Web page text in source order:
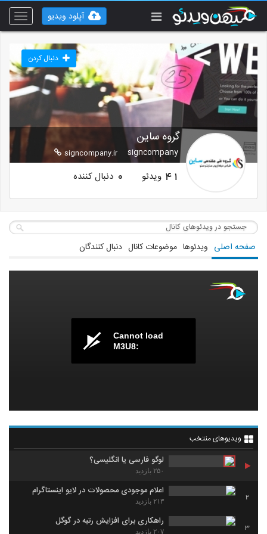
Toggle
آپلود ویدیو
گروه ساین
signcompany
signcompany.ir
دنبال کردن
41 ویدئو 0 دنبال کننده
صفحه اصلی ویدئوها موضوعات کانال دنبال کنندگان
Cannot load
M3U8:
ویدیوهای منتخب
لوگو فارسی یا انگلیسی؟
۲۵۰ بازدید
2
اعلام موجودی محصولات در لایو اینستاگرام
۲۱۳ بازدید
3
راهکاری برای افزایش رتبه در گوگل
۲۰۷ بازدید